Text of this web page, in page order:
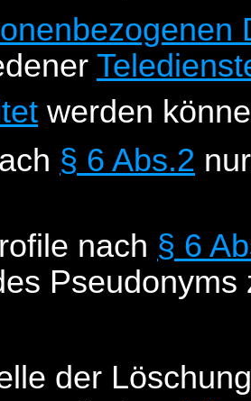
werden
§ 6 Abs.2
nach § 6
der